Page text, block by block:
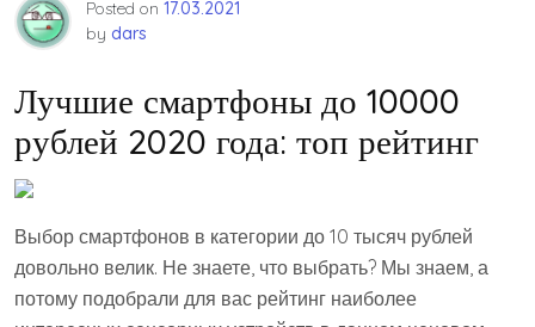
Posted on 17.03.2021
by dars
Лучшие смартфоны до 10000
рублей 2020 года: топ рейтинг
Выбор смартфонов в категории до 10 тысяч рублей
довольно велик. Не знаете, что выбрать? Мы знаем, а
потому подобрали для вас рейтинг наиболее